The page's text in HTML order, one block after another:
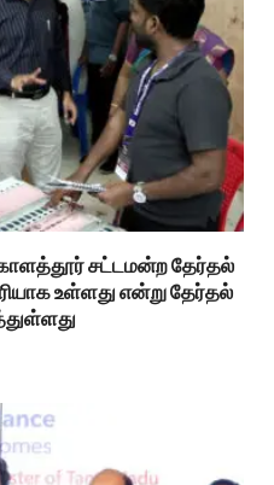
சட்டமன்ற தேர்தல்
உள்ளது என்று தேர்தல்